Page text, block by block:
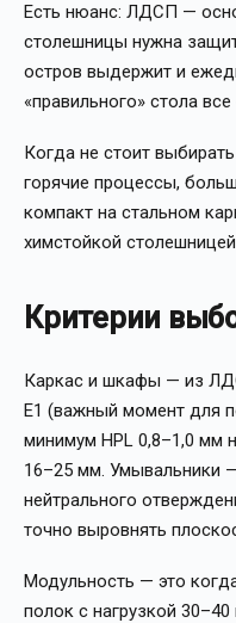
Есть нюанс: ЛДСП —
столешницы нужна
остров выдержит и
«правильного» стола
Когда не стоит
горячие процессы,
компакт на стальном
химстойкой
Критерии
Каркас и шкафы — из
E1 (важный момент для
минимум HPL 0,8–1,0 мм
16–25 мм. Умывальники
нейтрального
точно выровнять
Модульность — это
полок с нагрузкой